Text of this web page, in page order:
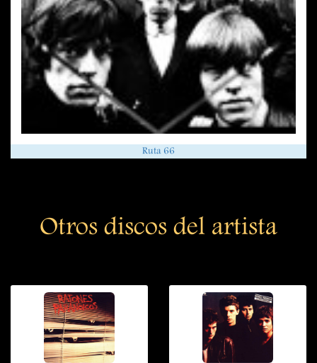
Ruta 66
Otros discos del artista